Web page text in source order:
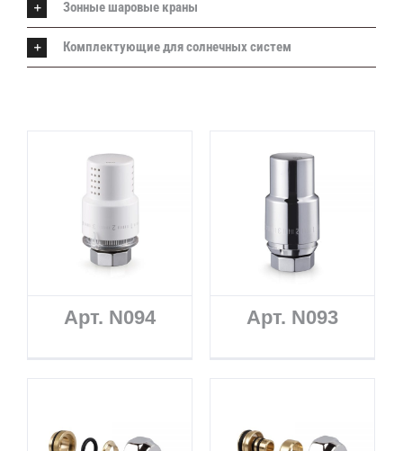
Арт. N094 Арт. N093
Зонные шаровые краны
Комплектующие для солнечных систем